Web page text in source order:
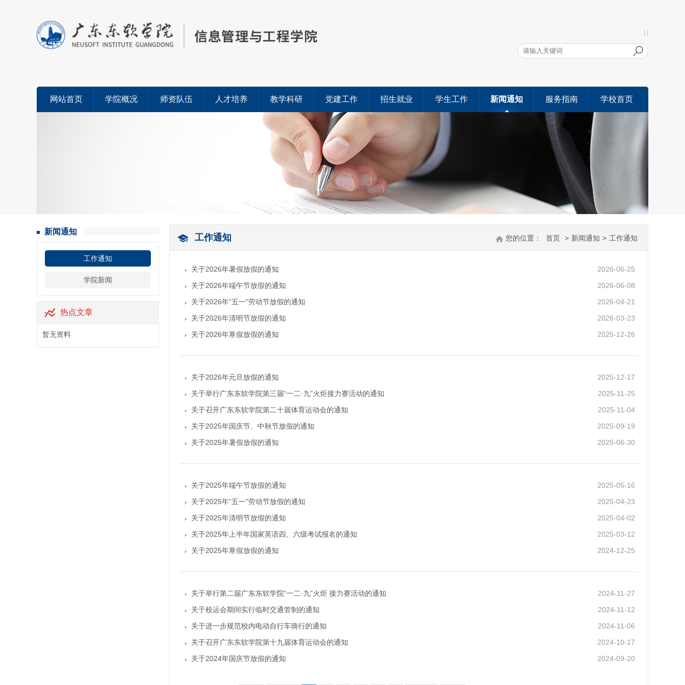
网站首页 学院概况 师资队伍 人才培养 教学科研 党建工作 招生就业 学生工作 新闻通知 服务指南 学校首页
新闻通知
工作通知
学院新闻
热点文章
暂无资料
您的位置： 首页 > 新闻通知 > 工作通知
工作通知
2026-06-25
关于2026年暑假放假的通知
2026-06-08
关于2026年端午节放假的通知
2026-04-21
关于2026年“五一”劳动节放假的通知
2026-03-23
关于2026年清明节放假的通知
2025-12-26
关于2026年寒假放假的通知
2025-12-17
关于2026年元旦放假的通知
2025-11-25
关于举行广东东软学院第三届“一二·九”火炬接力赛活动的通知
2025-11-04
关于召开广东东软学院第二十届体育运动会的通知
2025-09-19
关于2025年国庆节、中秋节放假的通知
2025-06-30
关于2025年暑假放假的通知
2025-05-16
关于2025年端午节放假的通知
2025-04-23
关于2025年“五一”劳动节放假的通知
2025-04-02
关于2025年清明节放假的通知
2025-03-12
关于2025年上半年国家英语四、六级考试报名的通知
2024-12-25
关于2025年寒假放假的通知
2024-11-27
关于举行第二届广东东软学院“一二·九”火炬 接力赛活动的通知
2024-11-12
关于校运会期间实行临时交通管制的通知
2024-11-06
关于进一步规范校内电动自行车骑行的通知
2024-10-17
关于召开广东东软学院第十九届体育运动会的通知
2024-09-20
关于2024年国庆节放假的通知